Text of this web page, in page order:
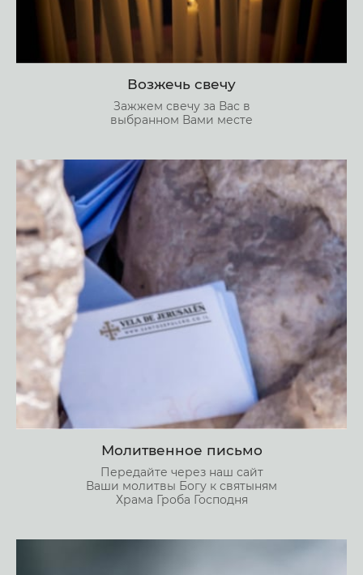
Возжечь свечу
Зажжем свечу за Вас в
выбранном Вами месте
Молитвенное письмо
Передайте через наш сайт
Ваши молитвы Богу к святыням
Храма Гроба Господня